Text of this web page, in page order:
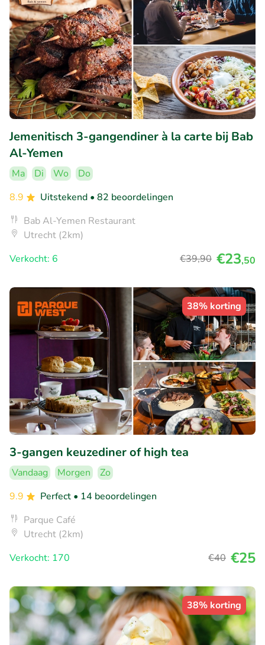
Jemenitisch 3-gangendiner à la carte bij Bab
Al-Yemen
Ma Di Wo
Do
8.9
Uitstekend • 82 beoordelingen
Bab Al-Yemen Restaurant
Utrecht (2km)
Verkocht: 6
€39,90 €23,50
38% korting
3-gangen keuzediner of high tea
Vandaag Morgen
Zo
9.9
Perfect • 14 beoordelingen
Parque Café
Utrecht (2km)
Verkocht: 170
€40 €25
38% korting